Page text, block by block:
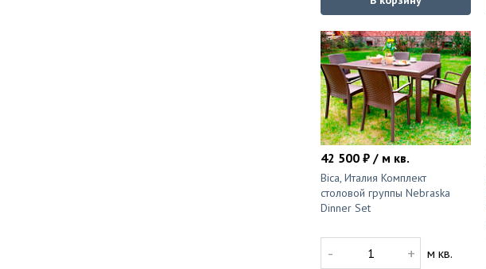
42 500 ₽ / м кв.
Bica, Италия Комплект
столовой группы Nebraska
Dinner Set
- + м кв.